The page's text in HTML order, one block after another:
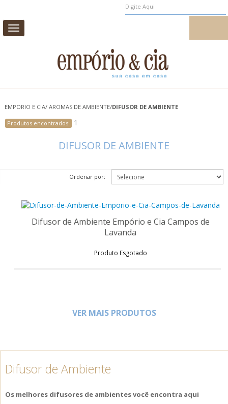
Toggle
navigation
CASA E DECORAÇÃO
AROMAS DE AMBIENTE
EMPORIO E CIA/ AROMAS DE AMBIENTE/DIFUSOR DE AMBIENTE
DIFUSOR DE AMBIENTE
Produtos encontrados: 1
Ordenar por:
Difusor de Ambiente Empório e Cia Campos de
Lavanda
Produto Esgotado
VER MAIS PRODUTOS
Difusor de Ambiente
Os melhores difusores de ambientes você encontra aqui